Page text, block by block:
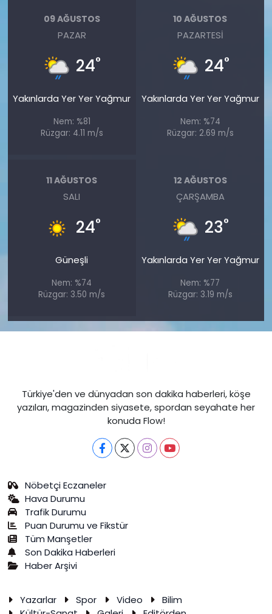
09 AĞUSTOS
PAZAR
24°
Yakınlarda Yer Yer Yağmur
Nem: %81
Rüzgar: 4.11 m/s
10 AĞUSTOS
PAZARTESI
24°
Yakınlarda Yer Yer Yağmur
Nem: %74
Rüzgar: 2.69 m/s
11 AĞUSTOS
SALI
24°
Güneşli
Nem: %74
Rüzgar: 3.50 m/s
12 AĞUSTOS
ÇARŞAMBA
23°
Yakınlarda Yer Yer Yağmur
Nem: %77
Rüzgar: 3.19 m/s
Türkiye'den ve dünyadan son dakika haberleri, köşe
yazıları, magazinden siyasete, spordan seyahate her
konuda Flow!
Nöbetçi Eczaneler
Hava Durumu
Trafik Durumu
Puan Durumu ve Fikstür
Tüm Manşetler
Son Dakika Haberleri
Haber Arşivi
Yazarlar Spor Video
Bilim